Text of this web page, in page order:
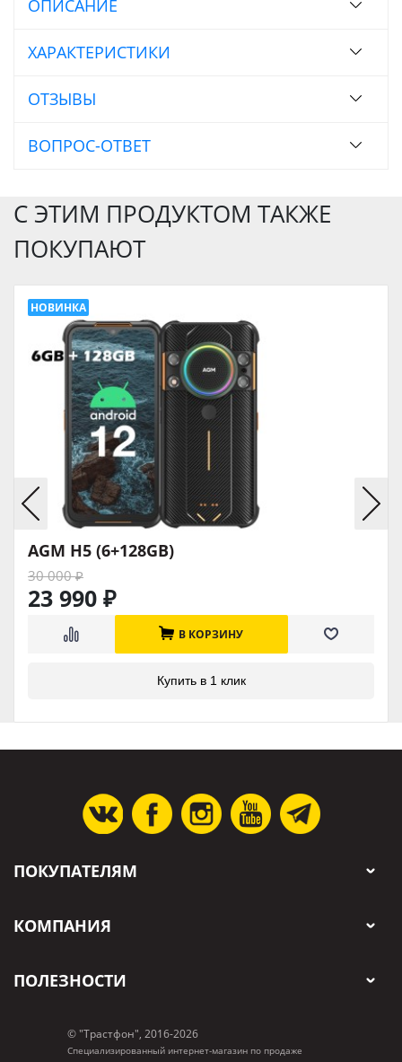
ОПИСАНИЕ
ХАРАКТЕРИСТИКИ
ОТЗЫВЫ
ВОПРОС-ОТВЕТ
С ЭТИМ ПРОДУКТОМ ТАКЖЕ
ПОКУПАЮТ
AGM H5 (6+128GB)
30 000₽
23 990 ₽
В КОРЗИНУ
Купить в 1 клик
ПОКУПАТЕЛЯМ
КОМПАНИЯ
ПОЛЕЗНОСТИ
© "Трастфон", 2016-2026
Специализированный интернет-магазин по продаже